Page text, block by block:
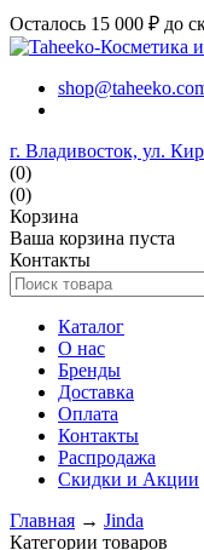
Осталось 15 000 ₽ до
г. Владивосток, ул.
(0)
(0)
Корзина
Ваша корзина пуста
Контакты
Каталог
О нас
Бренды
Доставка
Оплата
Контакты
Распродажа
Скидки и Акции
Главная → Jinda
Категории товаров